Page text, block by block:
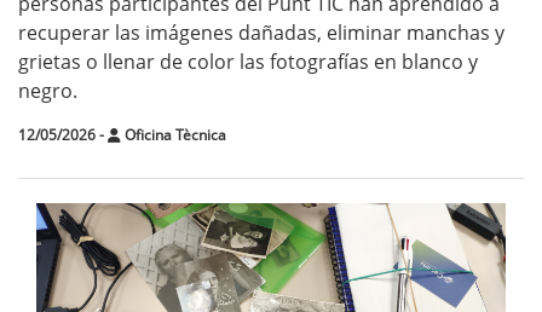
recuperar las imágenes dañadas, eliminar manchas y
grietas o llenar de color las fotografías en blanco y
negro.
12/05/2026- Oficina Tècnica